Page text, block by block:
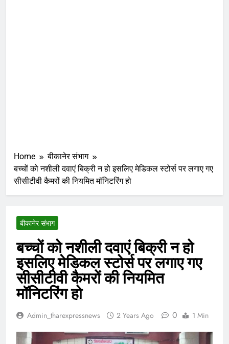
Home
बीकानेर संभाग
बच्चों को नशीली दवाएं बिक्री न हो इसलिए मेडिकल स्टोर्स पर लगाए गए
सीसीटीवी कैमरों की नियमित मॉनिटरिंग हो
बीकानेर संभाग
बच्चों को नशीली दवाएं बिक्री न हो
इसलिए मेडिकल स्टोर्स पर लगाए गए
सीसीटीवी कैमरों की नियमित
मॉनिटरिंग हो
Admin_tharexpressnews 2 Years Ago 0 1 Min